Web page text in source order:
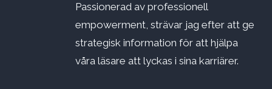
Passionerad av professionell
empowerment, strävar jag efter att ge
strategisk information för att hjälpa
våra läsare att lyckas i sina karriärer.